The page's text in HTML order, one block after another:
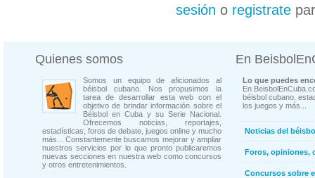
sesión o registrate
Quienes somos
Somos un equipo de aficionados al
béisbol cubano. Nos propusimos la
tarea de desarrollar esta web con el
objetivo de brindar información sobre el
Béisbol en Cuba y su Serie Nacional.
Ofrecemos noticias, reportajes,
estadísticas, foros de debate, juegos online y mucho
más... Constantemente buscamos mejorar y ampliar
nuestros servicios por lo que pronto publicaremos
nuevas secciones en nuestra web como concursos
y otros entretenimientos.
En
Lo que puedes
En
béisbol cubano,
los juegos y más...
Noticias del
Foros, opiniones,
Concursos sobre